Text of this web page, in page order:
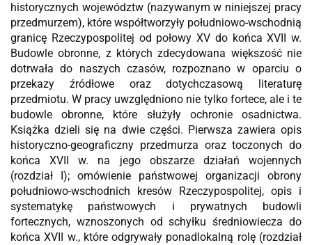
historycznych województw (nazywanym w niniejszej pracy
przedmurzem), które współtworzyły południowo-wschodnią
granicę Rzeczypospolitej od połowy XV do końca XVII w.
Budowle obronne, z których zdecydowana większość nie
dotrwała do naszych czasów, rozpoznano w oparciu o
przekazy źródłowe oraz dotychczasową literaturę
przedmiotu. W pracy uwzględniono nie tylko fortece, ale i te
budowle obronne, które służyły ochronie osadnictwa.
Książka dzieli się na dwie części. Pierwsza zawiera opis
historyczno-geograficzny przedmurza oraz toczonych do
końca XVII w. na jego obszarze działań wojennych
(rozdział I); omówienie państwowej organizacji obrony
południowo-wschodnich kresów Rzeczypospolitej, opis i
systematykę państwowych i prywatnych budowli
fortecznych, wznoszonych od schyłku średniowiecza do
końca XVII w., które odgrywały ponadlokalną rolę (rozdział